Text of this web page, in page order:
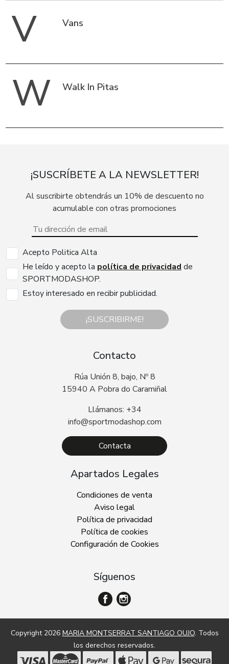
V Vans
W Walk In Pitas
¡SUSCRÍBETE A LA NEWSLETTER!
Al suscribirte obtendrás un 10% de descuento no
acumulable con otras promociones
Acepto Politica Alta
He leído y acepto la política de privacidad de
SPORTMODASHOP.
Estoy interesado en recibir publicidad.
¡SUSCRIBIRME!
Contacto
Rúa Unión 8, bajo, Nº 8
15940 A Pobra do Caramiñal
Llámanos: +34
info@sportmodashop.com
Contacta
Apartados Legales
Condiciones de venta
Aviso legal
Política de privacidad
Política de cookies
Configuración de Cookies
Síguenos
Copyright 2026 MARIA MONTSERRAT SANTIAGO OUJO. Todos
los derechos reservados.